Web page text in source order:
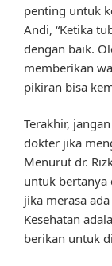
penting untuk
Andi, “Ketika
dengan baik.
memberikan
pikiran bisa
Terakhir,
dokter jika
Menurut dr.
untuk bertanya
jika merasa
Kesehatan
berikan untuk